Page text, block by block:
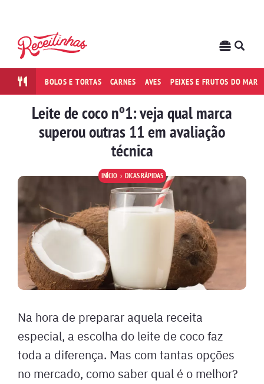
BOLOS E TORTAS CARNES AVES PEIXES E FRUTOS DO MAR
Leite de coco nº1: veja qual marca
superou outras 11 em avaliação
técnica
INÍCIO DICAS RÁPIDAS
Na hora de preparar aquela receita
especial, a escolha do leite de coco faz
toda a diferença. Mas com tantas opções
no mercado, como saber qual é o melhor?